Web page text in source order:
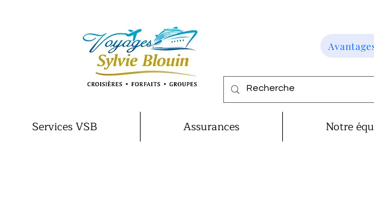
Services VSB Assurances Notre